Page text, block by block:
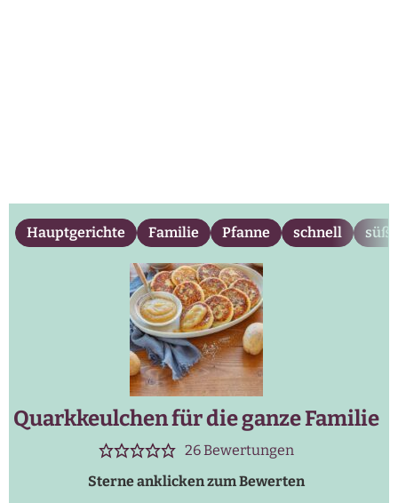
Hauptgerichte Familie Pfanne schnell süß
Quarkkeulchen für die ganze Familie
26Bewertungen
Sterne anklicken zum Bewerten